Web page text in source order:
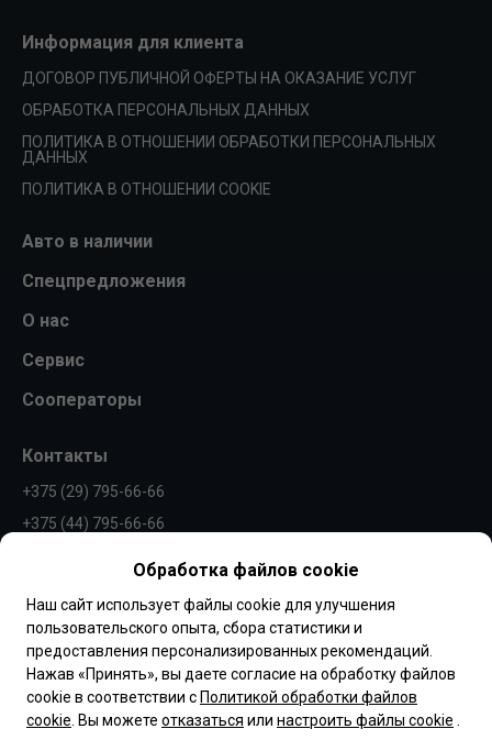
Информация для клиента
ДОГОВОР ПУБЛИЧНОЙ ОФЕРТЫ НА ОКАЗАНИЕ УСЛУГ
ОБРАБОТКА ПЕРСОНАЛЬНЫХ ДАННЫХ
ПОЛИТИКА В ОТНОШЕНИИ ОБРАБОТКИ ПЕРСОНАЛЬНЫХ
ДАННЫХ
ПОЛИТИКА В ОТНОШЕНИИ COOKIE
Авто в наличии
Спецпредложения
О нас
Сервис
Сооператоры
Контакты
+375 (29) 795-66-66
+375 (44) 795-66-66
Обращаем Ваше внимание, что вся представленная на сайте
информация, касающаяся комплектаций, технических
характеристик, цветовых сочетаний, а также стоимости
автомобилей и сервисного обслуживания носит
информационный характер и не является публичной
офертой, определяемой п.2 ст.407 Гражданского кодекса
Республики Беларусь.
Обработка файлов cookie
Наш сайт использует файлы cookie для улучшения
пользовательского опыта, сбора статистики и
предоставления персонализированных рекомендаций.
Нажав «Принять», вы даете согласие на обработку файлов
cookie в соответствии с Политикой обработки файлов
cookie . Вы можете отказаться или настроить файлы cookie